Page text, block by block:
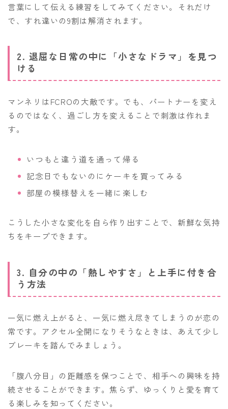
言葉にして伝える練習をしてみてください。それだけ
で、すれ違いの9割は解消されます。
2. 退屈な日常の中に「小さなドラマ」を見つ
ける
マンネリはFCROの大敵です。でも、パートナーを変え
るのではなく、過ごし方を変えることで刺激は作れま
す。
いつもと違う道を通って帰る
記念日でもないのにケーキを買ってみる
部屋の模様替えを一緒に楽しむ
こうした小さな変化を自ら作り出すことで、新鮮な気持
ちをキープできます。
3. 自分の中の「熱しやすさ」と上手に付き合
う方法
一気に燃え上がると、一気に燃え尽きてしまうのが恋の
常です。アクセル全開になりそうなときは、あえて少し
ブレーキを踏んでみましょう。
「腹八分目」の距離感を保つことで、相手への興味を持
続させることができます。焦らず、ゆっくりと愛を育て
る楽しみを知ってください。